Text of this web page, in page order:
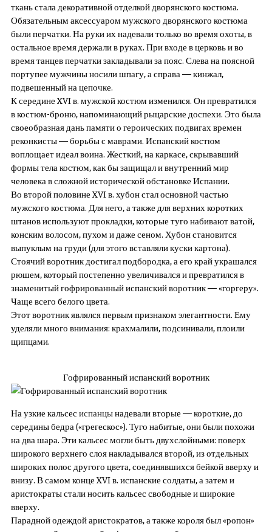
ткань стала декоративной отделкой дворянского костюма.
Обязательным аксессуаром мужского дворянского костюма
были перчатки. На руки их надевали только во время охоты, в
остальное время держали в руках. При входе в церковь и во
время танцев перчатки закладывали за пояс. Слева на поясной
портупее мужчины носили шпагу, а справа — кинжал,
подвешенный на цепочке.
К середине XVI в. мужской костюм изменился. Он превратился
в костюм-броню, напоминающий рыцарские доспехи. Это была
своеобразная дань памяти о героических подвигах времен
реконкисты — борьбы с маврами. Испанский костюм
воплощает идеал воина. Жесткий, на каркасе, скрывавший
формы тела костюм, как бы защищал и внутренний мир
человека в сложной исторической обстановке Испании.
Во второй половине XVI в. хубон стал основной частью
мужского костюма. Для него, а также для верхних коротких
штанов используют прокладки, которые туго набивают ватой,
конским волосом, пухом и даже сеном. Хубон становится
выпуклым на груди (для этого вставляли куски картона).
Стоячий воротник достигал подбородка, а его край украшался
рюшем, который постепенно увеличивался и превратился в
знаменитый гофрированный испанский воротник — «горгеру».
Чаще всего белого цвета.
Этот воротник являлся первым признаком элегантности. Ему
уделяли много внимания: крахмалили, подсинивали, плоили
щипцами.
Гофрированный испанский воротник
На узкие кальсес испанцынадевали вторые — короткие, до
середины бедра («грегескос»). Туго набитые, они были похожи
на два шара. Эти кальсес могли быть двухслойными: поверх
широкого верхнего слоя накладывался второй, из отдельных
широких полос другого цвета, соединявшихся бейкой вверху и
внизу. В самом конце XVI в. испанские солдаты, а затем и
аристократы стали носить кальсес свободные и широкие
вверху.
Парадной одеждой аристократов, а также короля был «ропон»